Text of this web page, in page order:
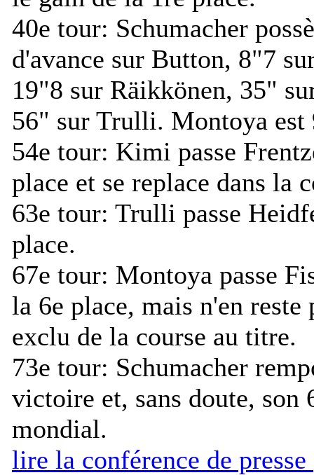
40e tour: Schumacher
d'avance sur Button, 8"7
19"8 sur Räikkönen, 35"
56" sur Trulli. Montoya est
54e tour: Kimi passe
place et se replace dans la
63e tour: Trulli passe
place.
67e tour: Montoya passe
la 6e place, mais n'en reste
exclu de la course au titre.
73e tour: Schumacher
victoire et, sans doute, son
mondial.
lire la conférence de